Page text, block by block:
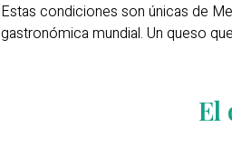
Estas condiciones son únicas de
gastronómica mundial. Un queso
El